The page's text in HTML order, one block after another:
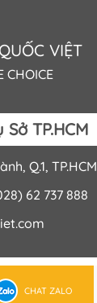
VIỆT
CHOICE
Sở TP.HCM
Q.1, TP.HCM
62 737 888
CHAT ZALO